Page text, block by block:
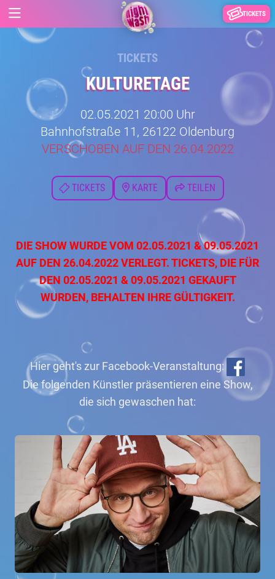
TICKETS
TICKETS
KULTURETAGE
02.05.2021 20:00 Uhr
Bahnhofstraße 11, 26122 Oldenburg
VERSCHOBEN AUF DEN 26.04.2022
TICKETS KARTE TEILEN
DIE SHOW WURDE VOM 02.05.2021 & 09.05.2021
AUF DEN 26.04.2022 VERLEGT. TICKETS, DIE FÜR
DEN 02.05.2021 & 09.05.2021 GEKAUFT
WURDEN, BEHALTEN IHRE GÜLTIGKEIT.
Hier geht's zur Facebook-Veranstaltung:
Die folgenden Künstler präsentieren eine Show,
die sich gewaschen hat: